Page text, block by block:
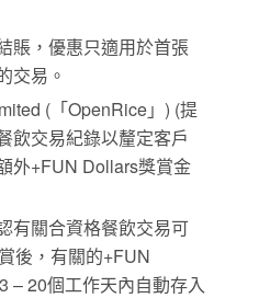
賬，優惠只適用於首張
交易。
(「OpenRice」) (提
飲交易紀錄以釐定客戶
外+FUN Dollars獎賞金
有關合資格餐飲交易可
後，有關的+FUN
– 20個工作天內自動存入